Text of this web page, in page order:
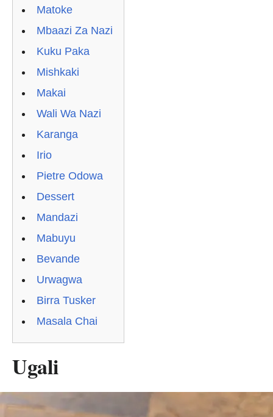
Matoke
Mbaazi Za Nazi
Kuku Paka
Mishkaki
Makai
Wali Wa Nazi
Karanga
Irio
Pietre Odowa
Dessert
Mandazi
Mabuyu
Bevande
Urwagwa
Birra Tusker
Masala Chai
Ugali